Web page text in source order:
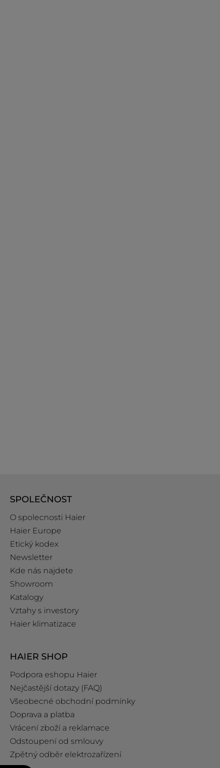
SPOLEČNOST
O spolecnosti Haier
Haier Europe
Etický kodex
Newsletter
Kde nás najdete
Showroom
Katalogy
Vztahy s investory
Haier klimatizace
HAIER SHOP
Podpora eshopu Haier
Nejčastější dotazy (FAQ)
Všeobecné obchodní podmínky
Doprava a platba
Vrácení zboží a reklamace
Odstoupení od smlouvy
Zpětný odběr elektrozařízení